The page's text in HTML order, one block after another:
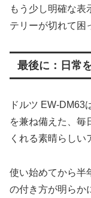
もう少し明確な表
テリーが切れて困
最後に：日常
ドルツ EW-DM63
を兼ね備えた、毎
くれる素晴らしい
使い始めてから半
の付き方が明らか